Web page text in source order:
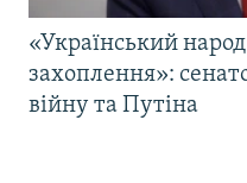
«Український
захоплення»:
війну та Путіна